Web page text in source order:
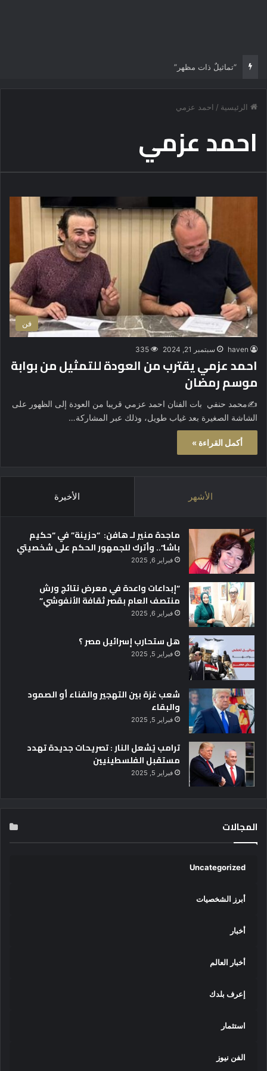
“تماثيلٌ ذات مظهر”
الرئيسية / احمد عزمي
احمد عزمي
فن
haven سبتمبر 21, 2024 335
احمد عزمي يقترب من العودة للتمثيل من بوابة
موسم رمضان
✍️محمد حنفي بات الفنان احمد عزمي قريبا من العودة إلى الظهور على
الشاشة الصغيرة بعد غياب طويل، وذلك عبر المشاركة…
أكمل القراءة »
الأشهر الأخيرة
ماجدة منير لـ هافن: “حزينة” في “حكيم
باشا”.. وأترك للجمهور الحكم على شخصيتي
فبراير 6, 2025
“إبداعات واعدة في معرض نتائج ورش
منتصف العام بقصر ثقافة الأنفوشي”
فبراير 6, 2025
هل ستحارب إسرائيل مصر ؟
فبراير 5, 2025
شعب غزة بين التهجير والفناء أو الصمود
والبقاء
فبراير 5, 2025
ترامب يُشعل النار : تصريحات جديدة تهدد
مستقبل الفلسطينيين
فبراير 5, 2025
المجالات
Uncategorized
أبرز الشخصيات
أخبار
أخبار العالم
إعرف بلدك
استثمار
الفن نيوز